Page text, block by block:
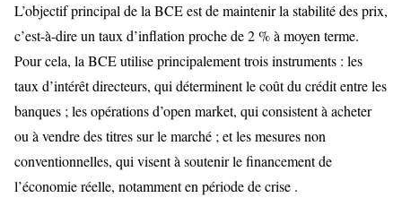
L’objectif principal de la BCE est de maintenir la stabilité des prix,
c’est-à-dire un taux d’inflation proche de 2 % à moyen terme.
Pour cela, la BCE utilise principalement trois instruments : les
taux d’intérêt directeurs, qui déterminent le coût du crédit entre les
banques ; les opérations d’open market, qui consistent à acheter
ou à vendre des titres sur le marché ; et les mesures non
conventionnelles, qui visent à soutenir le financement de
l’économie réelle, notamment en période de crise .